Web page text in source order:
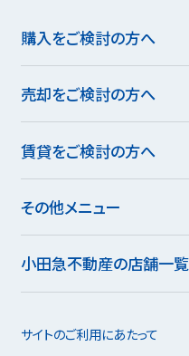
購入をご検討の方へ
売却をご検討の方へ
賃貸をご検討の方へ
その他メニュー
小田急不動産の店舗一覧
サイトのご利用にあたって